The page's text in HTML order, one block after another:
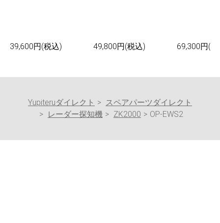
39,600円(税込) 49,800円(税込) 69,300円(
Yupiteruダイレクト
スペアパーツダイレクト
レーダー探知機
ZK2000 OP-EWS2